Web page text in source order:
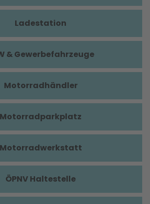
Ladestation
& Gewerbefahrzeuge
Motorradhändler
Motorradparkplatz
Motorradwerkstatt
ÖPNV Haltestelle